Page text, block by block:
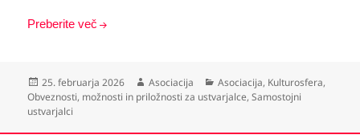
Preberite več
Objavljeno
dne
25. februarja 2026 Avtor
Asociacija Kategorije
Asociacija, Kulturosfera,
Obveznosti, možnosti in priložnosti za ustvarjalce,Samostojni
ustvarjalci